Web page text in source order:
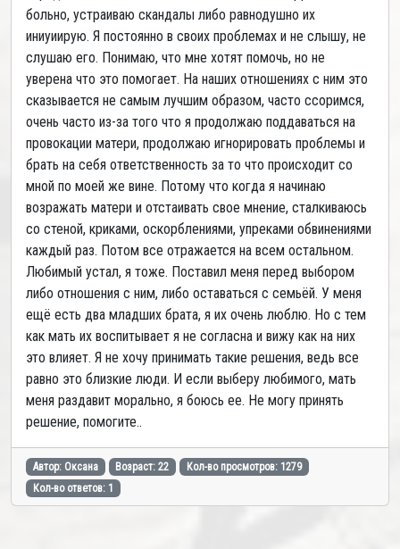
больно, устраиваю скандалы либо равнодушно их
иниуиирую. Я постоянно в своих проблемах и не слышу, не
слушаю его. Понимаю, что мне хотят помочь, но не
уверена что это помогает. На наших отношениях с ним это
сказывается не самым лучшим образом, часто ссоримся,
очень часто из-за того что я продолжаю поддаваться на
провокации матери, продолжаю игнорировать проблемы и
брать на себя ответственность за то что происходит со
мной по моей же вине. Потому что когда я начинаю
возражать матери и отстаивать свое мнение, сталкиваюсь
со стеной, криками, оскорблениями, упреками обвинениями
каждый раз. Потом все отражается на всем остальном.
Любимый устал, я тоже. Поставил меня перед выбором
либо отношения с ним, либо оставаться с семьёй. У меня
ещё есть два младших брата, я их очень люблю. Но с тем
как мать их воспитывает я не согласна и вижу как на них
это влияет. Я не хочу принимать такие решения, ведь все
равно это близкие люди. И если выберу любимого, мать
меня раздавит морально, я боюсь ее. Не могу принять
решение, помогите..
Автор: Оксана Возраст: 22
Кол-во просмотров: 1279
Кол-во ответов: 1